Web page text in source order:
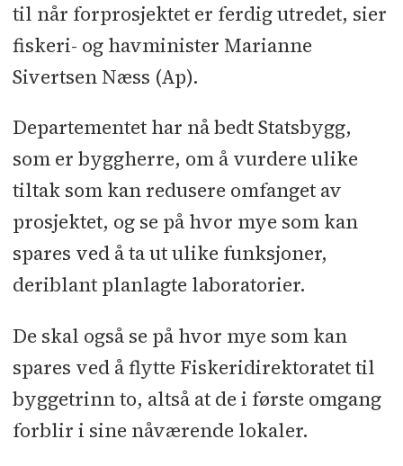
til når forprosjektet er ferdig utredet, sier
fiskeri- og havminister Marianne
Sivertsen Næss (Ap).
Departementet har nå bedt Statsbygg,
som er byggherre, om å vurdere ulike
tiltak som kan redusere omfanget av
prosjektet, og se på hvor mye som kan
spares ved å ta ut ulike funksjoner,
deriblant planlagte laboratorier.
De skal også se på hvor mye som kan
spares ved å flytte Fiskeridirektoratet til
byggetrinn to, altså at de i første omgang
forblir i sine nåværende lokaler.